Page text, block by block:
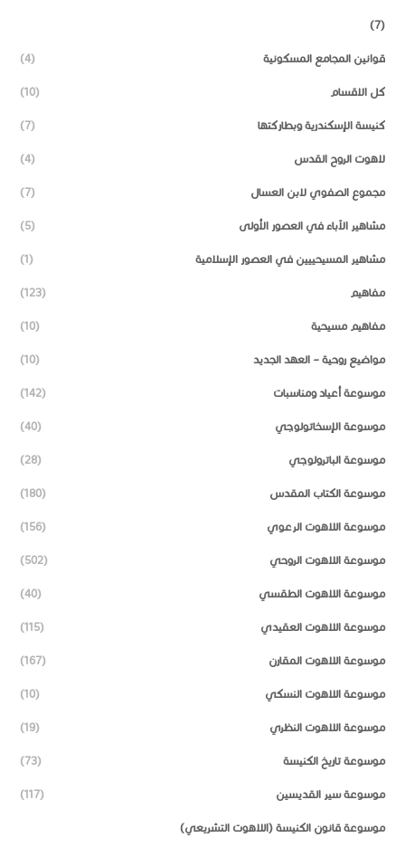
(7)
قوانين المجامع المسكونية (4)
كل الاقسام (10)
كنيسة الإسكندرية وبطاركتها (7)
لاهوت الروح القدس (4)
مجموع الصفوي لابن العسال (7)
مشاهير الآباء في العصور الأولى (5)
مشاهير المسيحييين في العصور الإسلامية (1)
مفاهيم (123)
مفاهيم مسيحية (10)
مواضيع روحية – العهد الجديد (10)
موسوعة أعياد ومناسبات (142)
موسوعة الإسخاتولوجي (40)
موسوعة الباترولوجي (28)
موسوعة الكتاب المقدس (180)
موسوعة اللاهوت الرعوي (156)
موسوعة اللاهوت الروحي (502)
موسوعة اللاهوت الطقسي (40)
موسوعة اللاهوت العقيدي (115)
موسوعة اللاهوت المقارن (167)
موسوعة اللاهوت النسكي (10)
موسوعة اللاهوت النظري (19)
موسوعة تاريخ الكنيسة (73)
موسوعة سير القديسين (117)
موسوعة قانون الكنيسة (اللاهوت التشريعي)